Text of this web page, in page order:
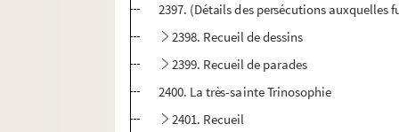
2397. (Détails des persécutions
2398. Recueil de dessins
2399. Recueil de parades
2400. La très-sainte Trinosophie
2401. Recueil